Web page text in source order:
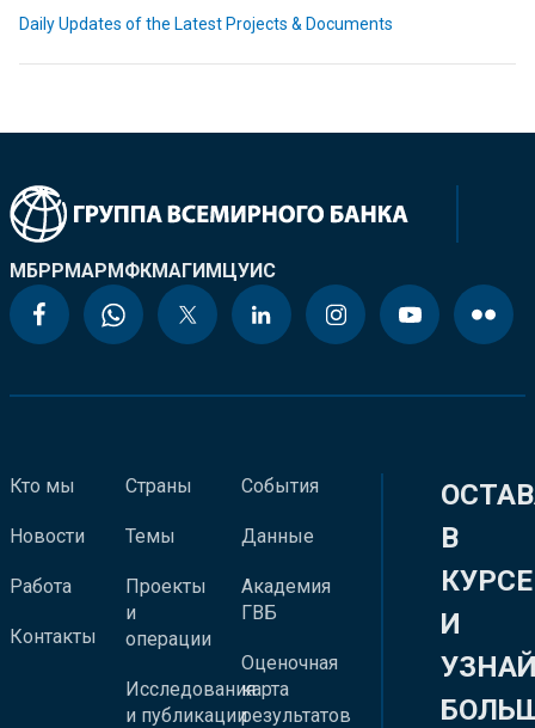
Daily Updates of the Latest Projects & Documents
МБРРМАРМФКМАГИМЦУИС
Кто мы
Новости
Работа
Контакты
Страны
Темы
Проекты
и
операции
Исследования
и публикации
События
Данные
Академия
ГВБ
Оценочная
карта
результатов
В
КУРСЕ
И